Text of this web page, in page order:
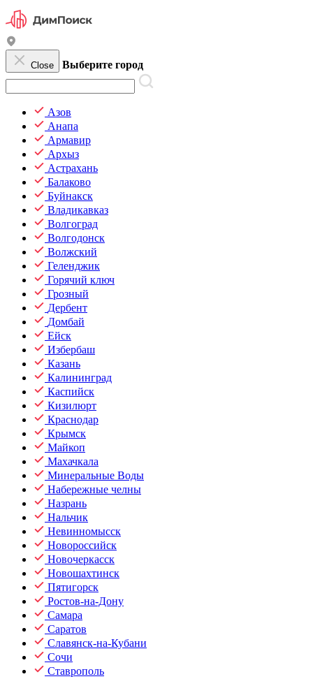
Close Выберите город
Азов
Анапа
Армавир
Архыз
Астрахань
Балаково
Буйнакск
Владикавказ
Волгоград
Волгодонск
Волжский
Геленджик
Горячий ключ
Грозный
Дербент
Домбай
Ейск
Избербаш
Казань
Калининград
Каспийск
Кизилюрт
Краснодар
Крымск
Майкоп
Махачкала
Минеральные Воды
Набережные челны
Назрань
Нальчик
Невинномысск
Новороссийск
Новочеркасск
Новошахтинск
Пятигорск
Ростов-на-Дону
Самара
Саратов
Славянск-на-Кубани
Сочи
Ставрополь